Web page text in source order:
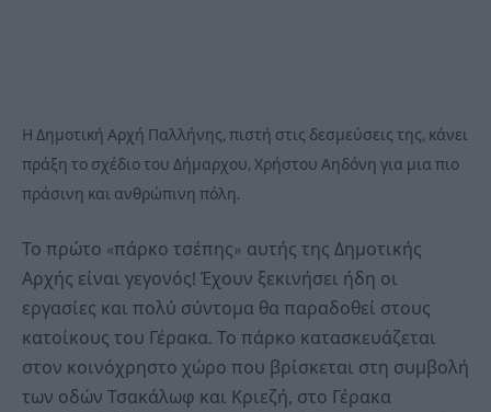
Η Δημοτική Αρχή Παλλήνης, πιστή στις δεσμεύσεις της, κάνει
πράξη το σχέδιο του Δήμαρχου, Χρήστου Αηδόνη για μια πιο
πράσινη και ανθρώπινη πόλη.
Το πρώτο «πάρκο τσέπης» αυτής της Δημοτικής
Αρχής είναι γεγονός! Έχουν ξεκινήσει ήδη οι
εργασίες και πολύ σύντομα θα παραδοθεί στους
κατοίκους του Γέρακα. Το πάρκο κατασκευάζεται
στον κοινόχρηστο χώρο που βρίσκεται στη συμβολή
των οδών Τσακάλωφ και Κριεζή, στο Γέρακα